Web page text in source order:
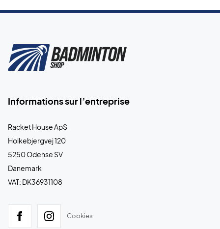
Informations sur l’entreprise
Racket House ApS
Holkebjergvej 120
5250 Odense SV
Danemark
VAT: DK36931108
Cookies